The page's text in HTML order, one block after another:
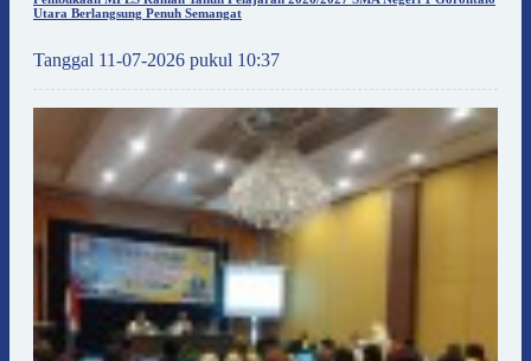
Utara Berlangsung Penuh Semangat
Tanggal 11-07-2026 pukul 10:37